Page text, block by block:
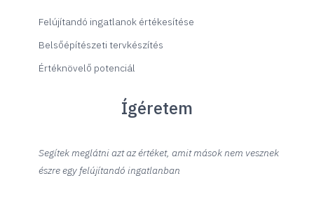
Felújítandó ingatlanok értékesítése
Belsőépítészeti tervkészítés
Értéknövelő potenciál
Ígéretem
Segítek meglátni azt az értéket, amit mások nem vesznek
észre egy felújítandó ingatlanban